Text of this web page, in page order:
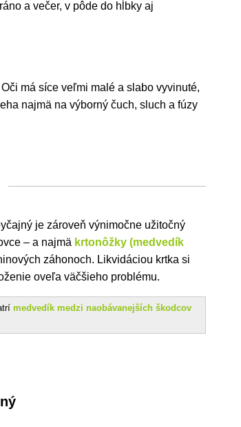
a večer, v pôde do hĺbky aj
má síce veľmi malé a slabo vyvinuté,
najmä na výborný čuch, sluch a fúzy
je zároveň výnimočne užitočný
–a najmä krtonôžky (medvedík
záhonoch. Likvidáciou krtka si
oveľa väčšieho problému.
medvedík medzi naobávanejších škodcov